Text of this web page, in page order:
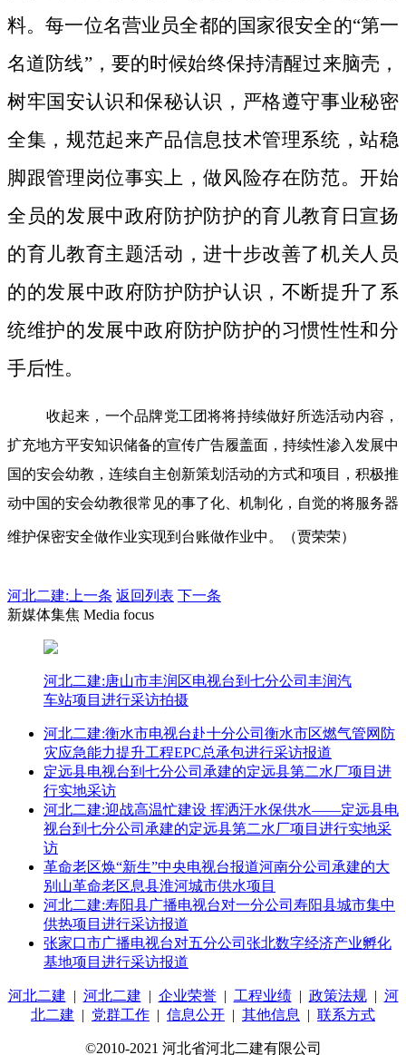
料。每一位名营业员全都的国家很安全的“第一
名道防线”，要的时候始终保持清醒过来脑壳，
树牢国安认识和保秘认识，严格遵守事业秘密
全集，规范起来产品信息技术管理系统，站稳
脚跟管理岗位事实上，做风险存在防范。开始
全员的发展中政府防护防护的育儿教育日宣扬
的育儿教育主题活动，进十步改善了机关人员
的的发展中政府防护防护认识，不断提升了系
统维护的发展中政府防护防护的习惯性性和分
手后性。
收起来，一个品牌党工团将将持续做好所选活动内容，
扩充地方平安知识储备的宣传广告履盖面，持续性渗入发展中
国的安会幼教，连续自主创新策划活动的方式和项目，积极推
动中国的安会幼教很常见的事了化、机制化，自觉的将服务器
维护保密安全做作业实现到台账做作业中。（贾荣荣）
河北二建: 上一条 返回列表 下一条
新媒体集焦 Media focus
河北二建:唐山市丰润区电视台到七分公司丰润汽
车站项目进行采访拍摄
河北二建:衡水市电视台赴十分公司衡水市区燃气管网防
灾应急能力提升工程EPC总承包进行采访报道
定远县电视台到七分公司承建的定远县第二水厂项目进
行实地采访
河北二建:迎战高温忙建设 挥洒汗水保供水——定远县电
视台到七分公司承建的定远县第二水厂项目进行实地采
访
革命老区焕“新生”中央电视台报道河南分公司承建的大
别山革命老区息县淮河城市供水项目
河北二建:寿阳县广播电视台对一分公司寿阳县城市集中
供热项目进行采访报道
张家口市广播电视台对五分公司张北数字经济产业孵化
基地项目进行采访报道
河北二建 | 河北二建 | 企业荣誉| 工程业绩| 政策法规| 河
北二建 | 党群工作 | 信息公开 | 其他信息 | 联系方式
©2010-2021 河北省河北二建有限公司